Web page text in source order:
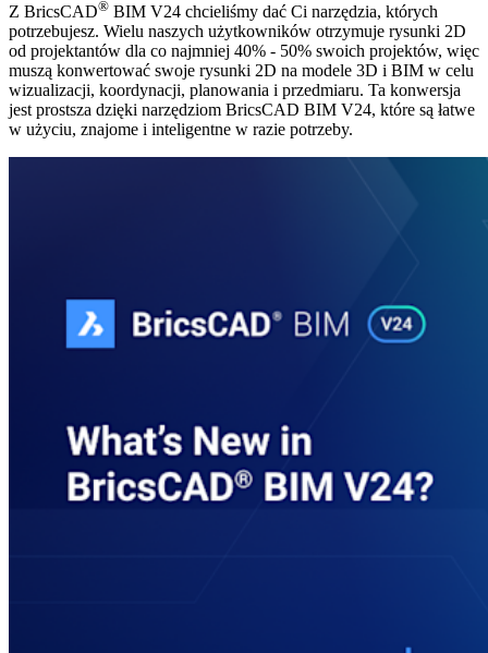
Z BricsCAD® BIM V24 chcieliśmy dać Ci narzędzia, których
potrzebujesz. Wielu naszych użytkowników otrzymuje rysunki 2D
od projektantów dla co najmniej 40% - 50% swoich projektów, więc
muszą konwertować swoje rysunki 2D na modele 3D i BIM w celu
wizualizacji, koordynacji, planowania i przedmiaru. Ta konwersja
jest prostsza dzięki narzędziom BricsCAD BIM V24, które są łatwe
w użyciu, znajome i inteligentne w razie potrzeby.